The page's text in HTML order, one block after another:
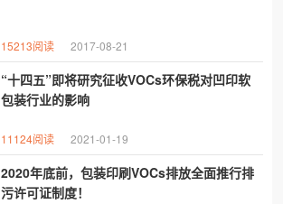
15213阅读 2017-08-21
“十四五”即将研究征收VOCs环保税对凹印软
包装行业的影响
11124阅读 2021-01-19
2020年底前，包装印刷VOCs排放全面推行排
污许可证制度！